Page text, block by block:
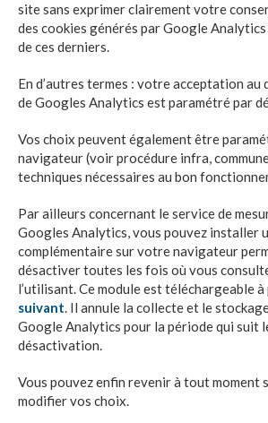
site sans exprimer clairement votre
des cookies générés par Google
de ces derniers.
En d’autres termes : votre acceptation au
de Googles Analytics est paramétré par
Vos choix peuvent également être
navigateur (voir procédure infra,
techniques nécessaires au bon
Par ailleurs concernant le service de
Googles Analytics, vous pouvez installer
complémentaire sur votre navigateur
désactiver toutes les fois où vous
l’utilisant. Ce module est téléchargeable
suivant. Il annule la collecte et le
Google Analytics pour la période qui suit
désactivation.
Vous pouvez enfin revenir à tout moment
modifier vos choix.